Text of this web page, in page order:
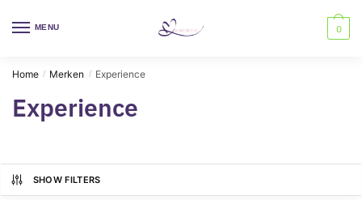
MENU 0
Home / Merken / Experience
Experience
SHOW FILTERS